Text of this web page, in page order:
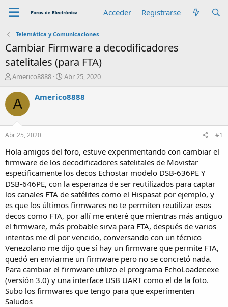
Acceder Registrarse
Telemática y Comunicaciones
Cambiar Firmware a decodificadores
satelitales (para FTA)
A
t
o
r
Americo8888
F
c
n
c
i
o
Abr 25, 2020
A Americo8888
Abr 25, 2020 #1
Hola amigos del foro, estuve experimentando con cambiar el
firmware de los decodificadores satelitales de Movistar
especificamente los decos Echostar modelo DSB-636PE Y
DSB-646PE, con la esperanza de ser reutilizados para captar
los canales FTA de satélites como el Hispasat por ejemplo, y
es que los últimos firmwares no te permiten reutilizar esos
decos como FTA, por allí me enteré que mientras más antiguo
el firmware, más probable sirva para FTA, después de varios
intentos me dí por vencido, conversando con un técnico
Venezolano me dijo que sí hay un firmware que permite FTA,
quedó en enviarme un firmware pero no se concretó nada.
Para cambiar el firmware utilizo el programa EchoLoader.exe
(versión 3.0) y una interface USB UART como el de la foto.
Subo los firmwares que tengo para que experimenten
Saludos